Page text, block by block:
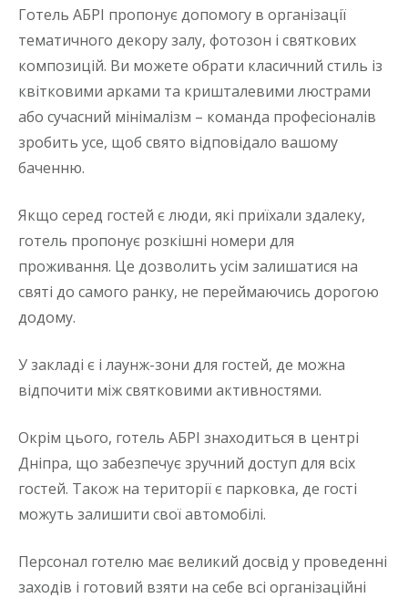
Готель АБРІ пропонує допомогу в організації
тематичного декору залу, фотозон і святкових
композицій. Ви можете обрати класичний стиль із
квітковими арками та кришталевими люстрами
або сучасний мінімалізм – команда професіоналів
зробить усе, щоб свято відповідало вашому
баченню.
Якщо серед гостей є люди, які приїхали здалеку,
готель пропонує розкішні номери для
проживання. Це дозволить усім залишатися на
святі до самого ранку, не переймаючись дорогою
додому.
У закладі є і лаунж-зони для гостей, де можна
відпочити між святковими активностями.
Окрім цього, готель АБРІ знаходиться в центрі
Дніпра, що забезпечує зручний доступ для всіх
гостей. Також на території є парковка, де гості
можуть залишити свої автомобілі.
Персонал готелю має великий досвід у проведенні
заходів і готовий взяти на себе всі організаційні